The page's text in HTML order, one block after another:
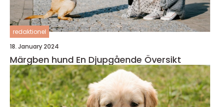
redaktionel
18. January 2024
Märgben hund En Djupgående Översikt